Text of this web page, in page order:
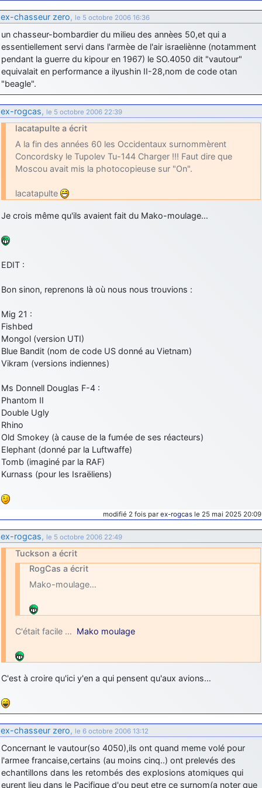
d9pouces: Joyeux Noël à tous !
d9pouces: mais tu peux tenter l'un des rares lycées militaires
comme le Prytanée dans la Sarthe, ça ne peut pas faire de mal !
d9pouces : C'est plutôt après le lycée, voire après une prépa
scientifique, tu as donc encore un peu de temps devant toi
yaellerigolow: bonjour a tous je suis un élève de première
passionnée par l'aviation militaire , pourrais je savoir que faire après
le lycée pour s'orienter et pouvoir devenir officier de l'armée de l'air?
d9pouces: lesquels, par exemple ?
mahmoud
: bonsoir, très instructif ce site .mais nous aimerions avoir
les photo des anciens appareils de l'armée de l'air de la haute -volta
jericho: Pour moi tout est à nouveau OK dirait-on… Merci à toi.
d9pouces: En espérant n’avoir coupé les accessoires de personne
d9pouces
par terre
d9pouces
: Désolé ! Mon filtrage a été un peu trop violent
manifestement
tout voir
ex-chasseur zero, le 5 octobre 2006 16:36
un chasseur-bombardier du milieu des annèes 50,et qui a
essentiellement servi dans l'armèe de l'air israeliènne (notamment
pendant la guerre du kipour en 1967) le SO.4050 dit "vautour"
equivalait en performance a ilyushin II-28,nom de code otan
"beagle".
ex-rogcas, le 5 octobre 2006 22:39
lacatapulte a écrit
A la fin des années 60 les Occidentaux surnommèrent
Concordsky le Tupolev Tu-144 Charger !!! Faut dire que
Moscou avait mis la photocopieuse sur "On".
lacatapulte
Je crois même qu'ils avaient fait du Mako-moulage…
EDIT :
Bon sinon, reprenons là où nous nous trouvions :
Mig 21 :
Fishbed
Mongol (version UTI)
Blue Bandit (nom de code US donné au Vietnam)
Vikram (versions indiennes)
Ms Donnell Douglas F-4 :
Phantom II
Double Ugly
Rhino
Old Smokey (à cause de la fumée de ses réacteurs)
Elephant (donné par la Luftwaffe)
Tomb (imaginé par la RAF)
Kurnass (pour les Israëliens)
modifié 2 fois par ex-rogcas le 25 mai 2025 20:09
ex-rogcas, le 5 octobre 2006 22:49
Tuckson a écrit
RogCas a écrit
Mako-moulage…
C'était facile … Mako moulage
C'est à croire qu'ici y'en a qui pensent qu'aux avions…
ex-chasseur zero, le 6 octobre 2006 13:12
Concernant le vautour(so 4050),ils ont quand meme volé pour
l'armee francaise,certains (au moins cinq..) ont prelevés des
echantillons dans les retombés des explosions atomiques qui
eurent lieu dans le Pacifique d'ou peut etre ce surnom(a noter que